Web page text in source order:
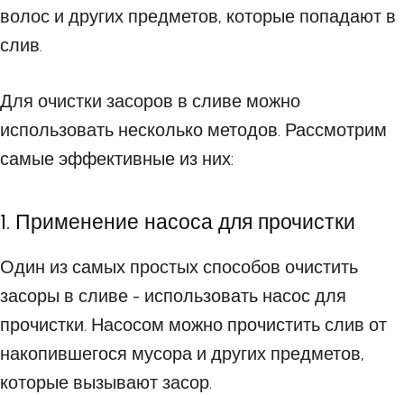
волос и других предметов, которые попадают в
слив.
Для очистки засоров в сливе можно
использовать несколько методов. Рассмотрим
самые эффективные из них:
1. Применение насоса для прочистки
Один из самых простых способов очистить
засоры в сливе - использовать насос для
прочистки. Насосом можно прочистить слив от
накопившегося мусора и других предметов,
которые вызывают засор.